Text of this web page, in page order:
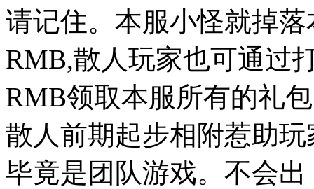
请记住。本服小怪就掉
RMB,散人玩家也可通过
RMB领取本服所有的礼
散人前期起步相附惹助
毕竟是团队游戏。不会出